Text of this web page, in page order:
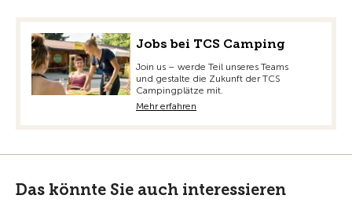
Jobs bei TCS Camping
Join us – werde Teil unseres Teams
und gestalte die Zukunft der TCS
Campingplätze mit.
Mehr erfahren
Das könnte Sie auch interessieren